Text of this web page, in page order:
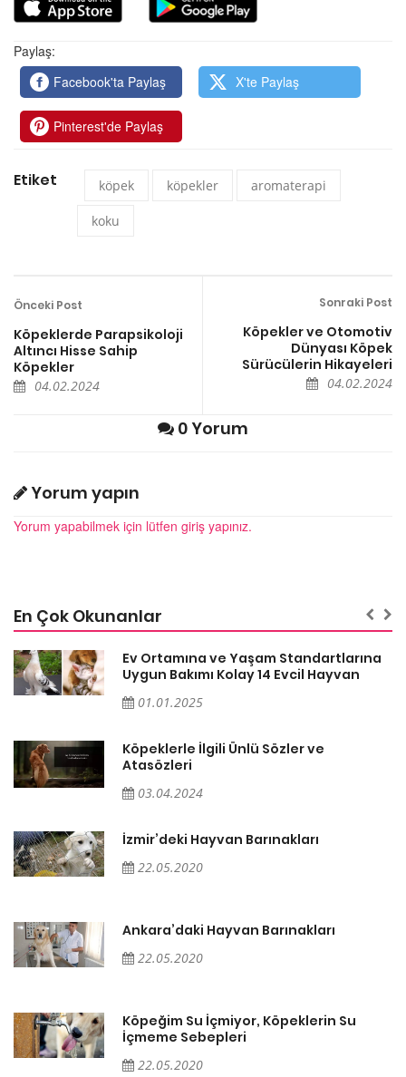
Paylaş:
Facebook'ta Paylaş
X'te Paylaş
Pinterest'de Paylaş
Etiket köpek köpekler aromaterapi
koku
Önceki Post
Köpeklerde Parapsikoloji
Altıncı Hisse Sahip
Köpekler
04.02.2024
Sonraki Post
Köpekler ve Otomotiv
Dünyası Köpek
Sürücülerin Hikayeleri
04.02.2024
0 Yorum
Yorum yapın
Yorum yapabilmek için lütfen giriş yapınız.
En Çok Okunanlar
Ev Ortamına ve Yaşam Standartlarına
Uygun Bakımı Kolay 14 Evcil Hayvan
01.01.2025
Köpeklerle İlgili Ünlü Sözler ve
Atasözleri
03.04.2024
İzmir’deki Hayvan Barınakları
22.05.2020
Ankara’daki Hayvan Barınakları
22.05.2020
Köpeğim Su İçmiyor, Köpeklerin Su
İçmeme Sebepleri
22.05.2020